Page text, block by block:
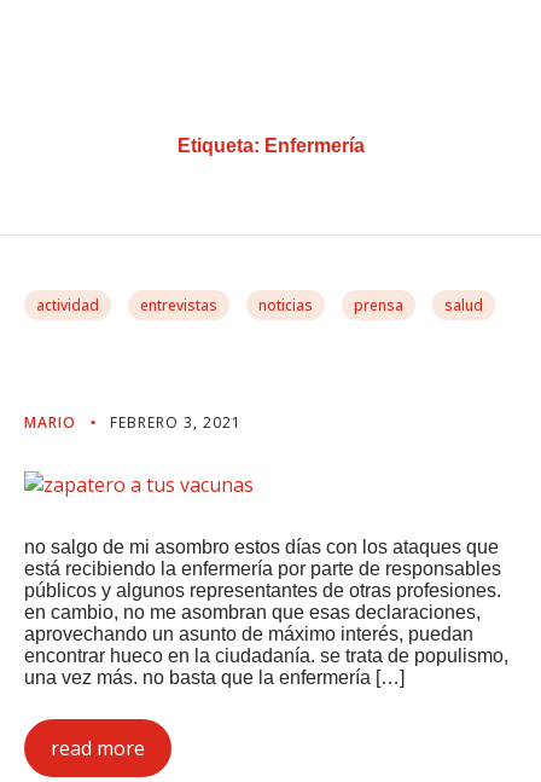
Etiqueta: Enfermería
actividad entrevistas noticias prensa salud
MARIO FEBRERO 3, 2021
no salgo de mi asombro estos días con los ataques que
está recibiendo la enfermería por parte de responsables
públicos y algunos representantes de otras profesiones.
en cambio, no me asombran que esas declaraciones,
aprovechando un asunto de máximo interés, puedan
encontrar hueco en la ciudadanía. se trata de populismo,
una vez más. no basta que la enfermería […]
read more